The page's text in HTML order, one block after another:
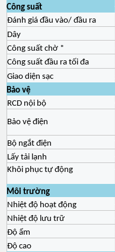
Công suất
Đánh giá đầu vào/ đầu ra
Dây
Công suất chờ *
Công suất đầu ra tối đa
Giao diện sạc
Bảo vệ
RCD nội bộ
Bảo vệ điện
Bộ ngắt điện
Lấy tải lạnh
Khôi phục tự động
Môi trường
Nhiệt độ hoạt động
Nhiệt độ lưu trữ
Độ ẩm
Độ cao